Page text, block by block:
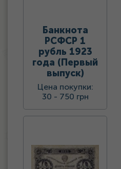
Банкнота
РСФСР 1
рубль 1923
года (Первый
выпуск)
Цена покупки:
30 - 750 грн